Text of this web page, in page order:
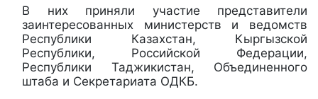
В них приняли участие представители
заинтересованных министерств и ведомств
Республики Казахстан, Кыргызской
Республики, Российской Федерации,
Республики Таджикистан, Объединенного
штаба и Секретариата ОДКБ.